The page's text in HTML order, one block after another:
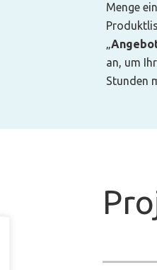
Menge
„
an, um
Stunden